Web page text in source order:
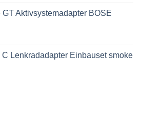
Aktivsystemadapter BOSE
C Lenkradadapter Einbauset smoke